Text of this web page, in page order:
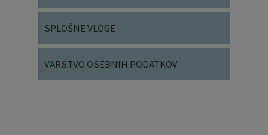
SPLOŠNE VLOGE
VARSTVO OSEBNIH PODATKOV